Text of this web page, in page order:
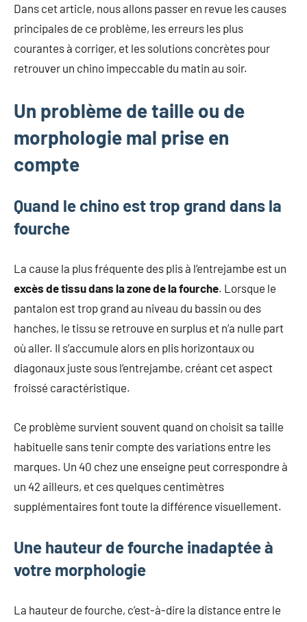
et
Dans cet article, nous allons passer en revue les causes
principales de ce problème, les erreurs les plus
courantes à corriger, et les solutions concrètes pour
retrouver un chino impeccable du matin au soir.
Un problème de taille ou de
morphologie mal prise en
compte
Quand le chino est trop grand dans la
fourche
La cause la plus fréquente des plis à l’entrejambe est un
excès de tissu dans la zone de la fourche. Lorsque le
pantalon est trop grand au niveau du bassin ou des
hanches, le tissu se retrouve en surplus et n’a nulle part
où aller. Il s’accumule alors en plis horizontaux ou
diagonaux juste sous l’entrejambe, créant cet aspect
froissé caractéristique.
Ce problème survient souvent quand on choisit sa taille
habituelle sans tenir compte des variations entre les
marques. Un 40 chez une enseigne peut correspondre à
un 42 ailleurs, et ces quelques centimètres
supplémentaires font toute la différence visuellement.
Une hauteur de fourche inadaptée à
votre morphologie
La hauteur de fourche, c’est-à-dire la distance entre le